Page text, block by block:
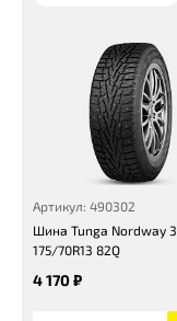
Артикул: 490302
Шина Tunga Nordway 3
175/70R13 82Q
4 170 ₽